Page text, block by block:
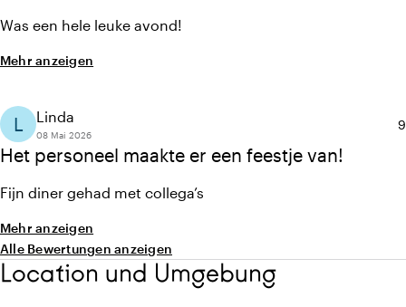
Was een hele leuke avond!
Mehr anzeigen
Het personeel maakte er een feestje van!
L Linda
08 Mai 2026
9
Fijn diner gehad met collega’s
Mehr anzeigen
Alle Bewertungen anzeigen
Location und Umgebung